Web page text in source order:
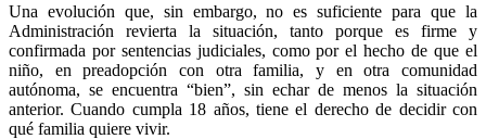
Una evolución que, sin embargo, no es suficiente para que la
Administración revierta la situación, tanto porque es firme y
confirmada por sentencias judiciales, como por el hecho de que el
niño, en preadopción con otra familia, y en otra comunidad
autónoma, se encuentra “bien”, sin echar de menos la situación
anterior. Cuando cumpla 18 años, tiene el derecho de decidir con
qué familia quiere vivir.